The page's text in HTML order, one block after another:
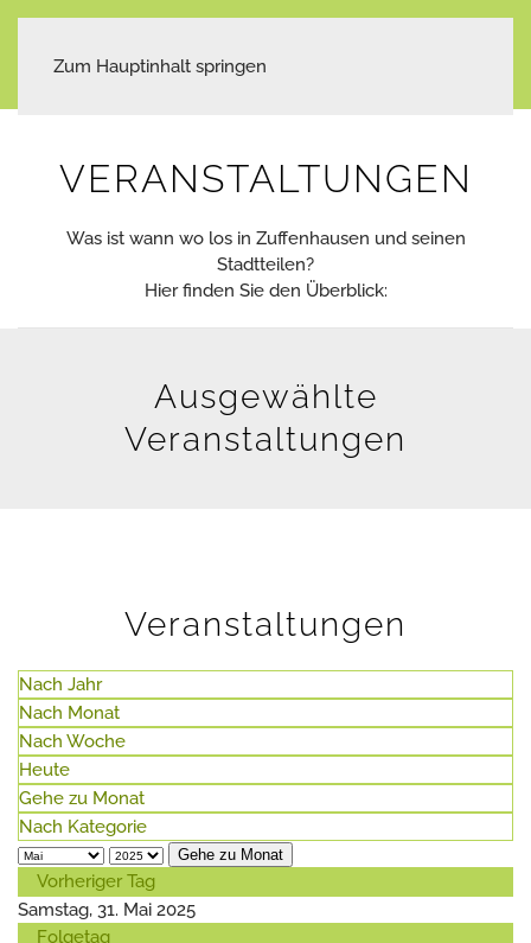
Zum Hauptinhalt springen
VERANSTALTUNGEN
Was ist wann wo los in Zuffenhausen und seinen
Stadtteilen?
Hier finden Sie den Überblick:
Ausgewählte
Veranstaltungen
Veranstaltungen
Nach Jahr
Nach Monat
Nach Woche
Heute
Gehe zu Monat
Nach Kategorie
Gehe zu Monat
Vorheriger Tag
Samstag, 31. Mai 2025
Folgetag